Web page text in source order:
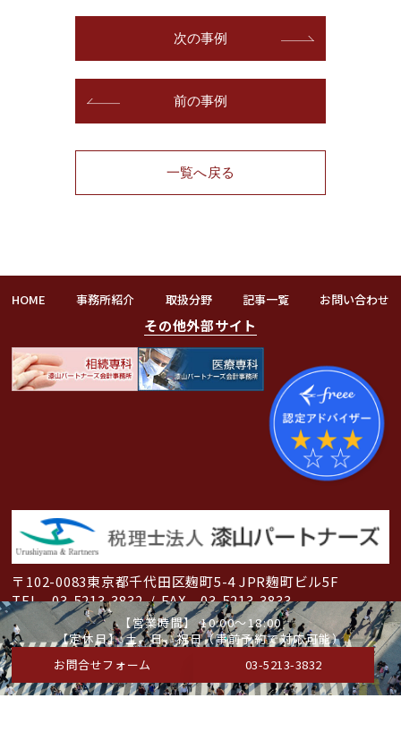
前の事例
次の事例
一覧へ戻る
HOME 事務所紹介 取扱分野 記事一覧 お問い合わせ
その他外部サイト
〒102-0083東京都千代田区麹町5-4 JPR麹町ビル5F
TEL 03-5213-3832 / FAX 03-5213-3833
©2024税理士法人漆山パートナーズ. All Rights Reserved.
【営業時間】 10:00～18:00
【定休日】 土、日、祝日（事前予約で対応可能）
お問合せフォーム
03-5213-3832